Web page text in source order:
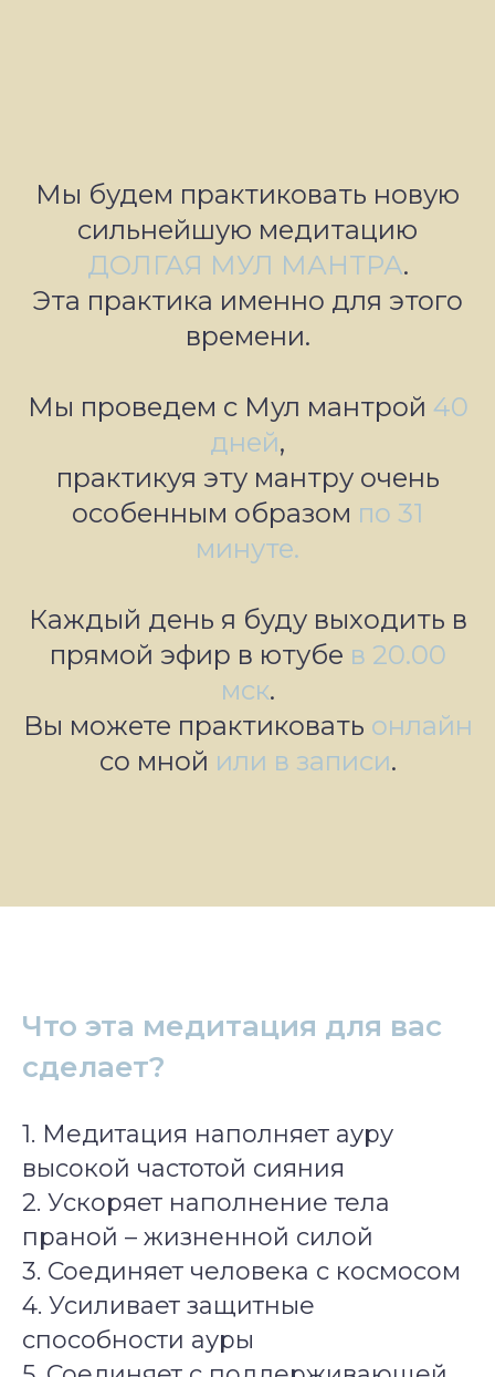
Мы будем практиковать новую
сильнейшую медитацию
ДОЛГАЯ МУЛ МАНТРА.
Эта практика именно для этого
времени.
Мы проведем с Мул мантрой 40
дней,
практикуя эту мантру очень
особенным образом по 31
минуте.
Каждый день я буду выходить в
прямой эфир в ютубе в 20.00
мск.
Вы можете практиковать онлайн
со мной или в записи.
Что эта медитация для вас
сделает?
1. Медитация наполняет ауру
высокой частотой сияния
2. Ускоряет наполнение тела
праной – жизненной силой
3. Соединяет человека с космосом
4. Усиливает защитные
способности ауры